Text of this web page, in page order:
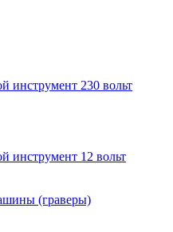
инструмент 230 вольт
инструмент 12 вольт
(граверы)